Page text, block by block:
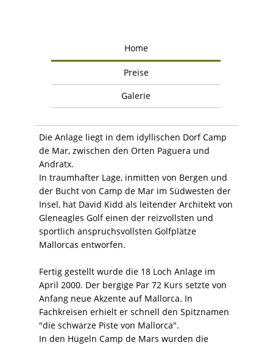
Home
Preise
Galerie
Die Anlage liegt in dem idyllischen Dorf Camp
de Mar, zwischen den Orten Paguera und
Andratx.
In traumhafter Lage, inmitten von Bergen und
der Bucht von Camp de Mar im Südwesten der
Insel, hat David Kidd als leitender Architekt von
Gleneagles Golf einen der reizvollsten und
sportlich anspruchsvollsten Golfplätze
Mallorcas entworfen.
Fertig gestellt wurde die 18 Loch Anlage im
April 2000. Der bergige Par 72 Kurs setzte von
Anfang neue Akzente auf Mallorca. In
Fachkreisen erhielt er schnell den Spitznamen
"die schwarze Piste von Mallorca".
In den Hügeln Camp de Mars wurden die